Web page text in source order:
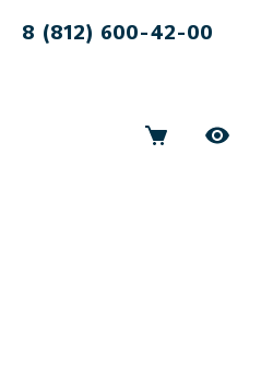
8 (812) 600-42-00